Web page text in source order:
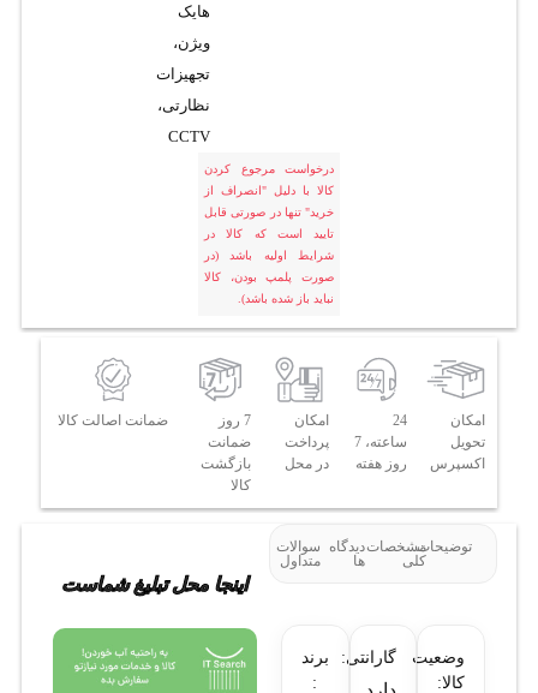
هایک
ویژن،
تجهیزات
نظارتی،
CCTV
درخواست مرجوع کردن
کالا با دلیل "انصراف از
خرید" تنها در صورتی قابل
تایید است که کالا در
شرایط اولیه باشد (در
صورت پلمپ بودن، کالا
نباید باز شده باشد).
امکان
تحویل
اکسپرس
24
ساعته، 7
روز هفته
امکان
پرداخت
در محل
7 روز
ضمانت
بازگشت
کالا
ضمانت اصالت کالا
توضیحاتمشخصات
کلی
دیدگاه
ها
سوالات
متداول
وضعیت
کالا:
گارانتی:
برند
:
اینجا محل تبلیغ شماست